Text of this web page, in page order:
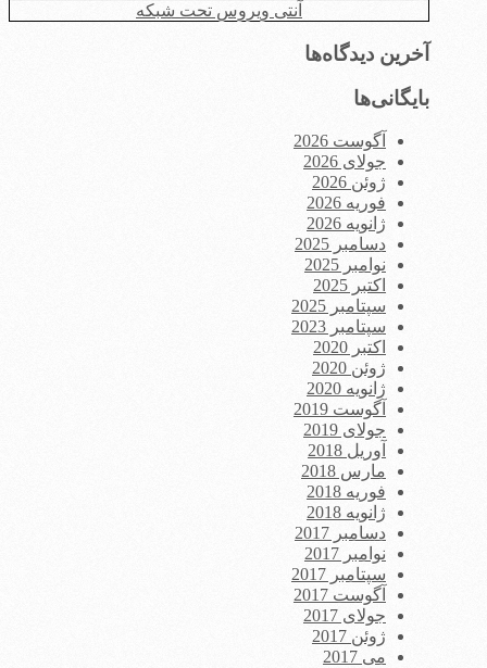
آنتی ویروس تحت شبکه
آخرین دیدگاه‌ها
بایگانی‌ها
آگوست 2026
جولای 2026
ژوئن 2026
فوریه 2026
ژانویه 2026
دسامبر 2025
نوامبر 2025
اکتبر 2025
سپتامبر 2025
سپتامبر 2023
اکتبر 2020
ژوئن 2020
ژانویه 2020
آگوست 2019
جولای 2019
آوریل 2018
مارس 2018
فوریه 2018
ژانویه 2018
دسامبر 2017
نوامبر 2017
سپتامبر 2017
آگوست 2017
جولای 2017
ژوئن 2017
می 2017